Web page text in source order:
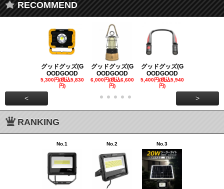
RECOMMEND
グッドグッズ(G
OODGOOD
5,300円(税込5,830
円)
グッドグッズ(G
OODGOOD
6,000円(税込6,600
円)
グッドグッズ(G
OODGOOD
5,400円(税込5,940
円)
< >
RANKING
No.1 No.2 No.3